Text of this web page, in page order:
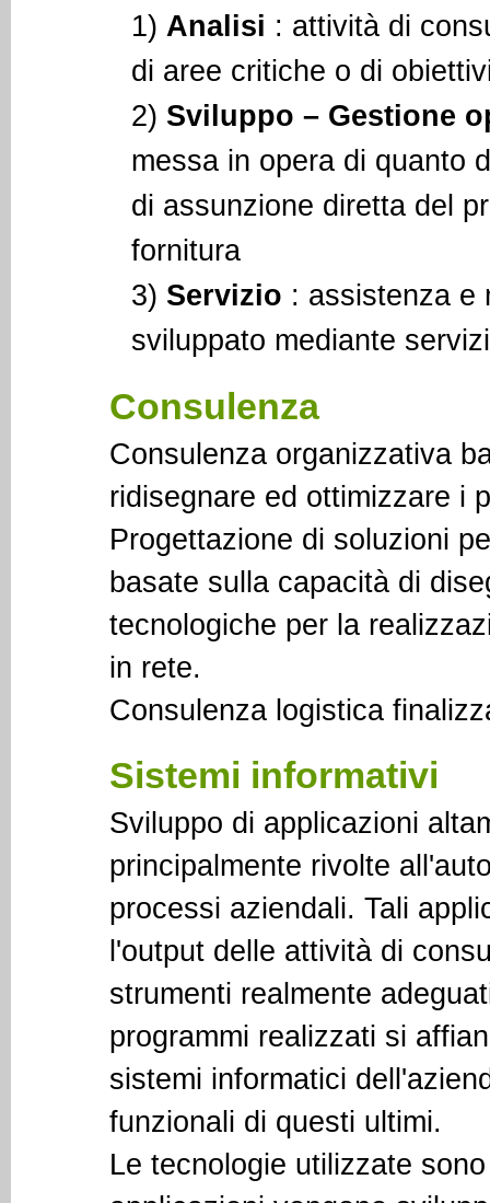
1) Analisi : attività di
di aree critiche o di
2) Sviluppo – Gestione
messa in opera di quanto
di assunzione diretta del
fornitura
3) Servizio : assistenza e
sviluppato mediante
Consulenza
Consulenza organizzativa
ridisegnare ed ottimizzare i
Progettazione di soluzioni
basate sulla capacità di
tecnologiche per la
in rete.
Consulenza logistica
Sistemi informativi
Sviluppo di applicazioni
principalmente rivolte
processi aziendali. Tali
l'output delle attività di
strumenti realmente
programmi realizzati si
sistemi informatici
funzionali di questi ultimi.
Le tecnologie utilizzate